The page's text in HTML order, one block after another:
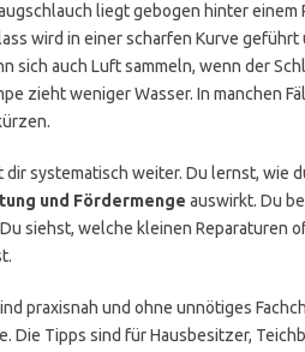
liegt gebogen hinter
wird in einer scharfen Kurve
sich auch Luft sammeln, wenn der
zieht weniger Wasser. In manchen
systematisch weiter. Du lernst, wie
und Fördermenge auswirkt. Du
siehst, welche kleinen Reparaturen
praxisnah und ohne unnötiges
Die Tipps sind für Hausbesitzer,